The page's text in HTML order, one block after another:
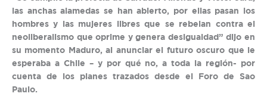
las anchas alamedas se han abierto, por ellas pasan los
hombres y las mujeres libres que se rebelan contra el
neoliberalismo que oprime y genera desigualdad” dijo en
su momento Maduro, al anunciar el futuro oscuro que le
esperaba a Chile – y por qué no, a toda la región- por
cuenta de los planes trazados desde el Foro de Sao
Paulo.